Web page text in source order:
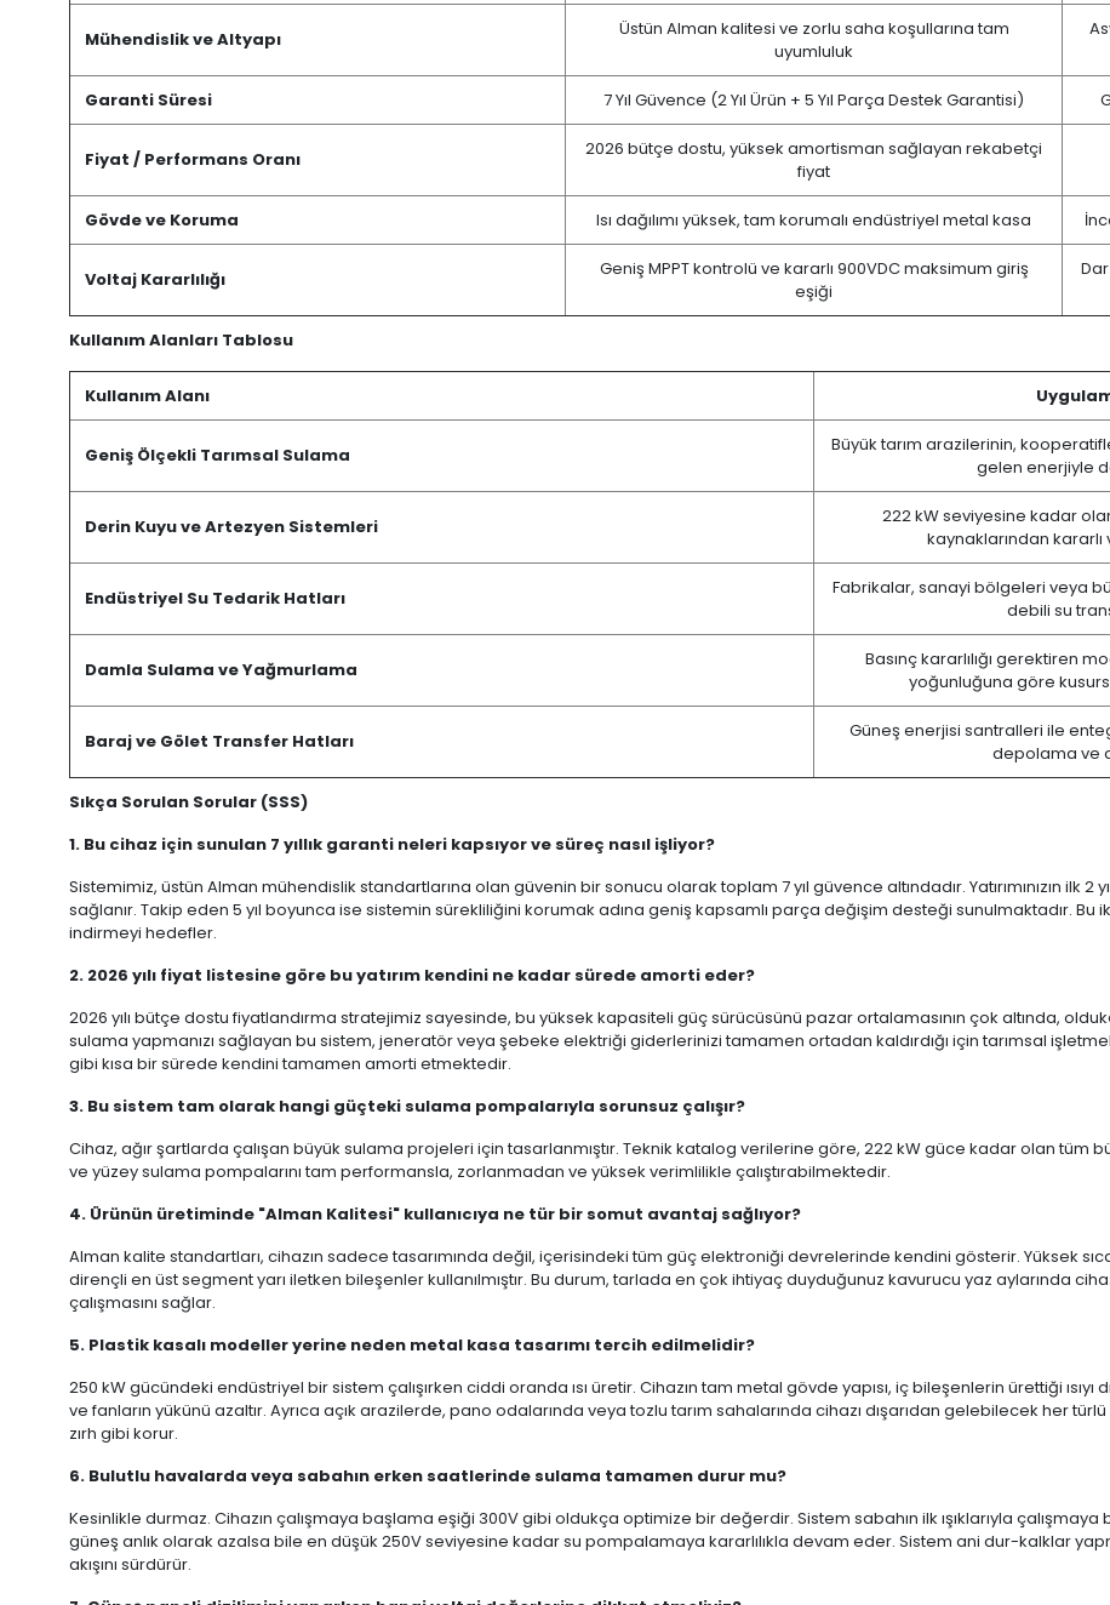
Mühendislik ve Altyapı
Üstün Alman kalitesi ve zorlu saha koşullarına tam
uyumluluk
Garanti Süresi 7 Yıl Güvence (2 Yıl Ürün + 5 Yıl Parça Destek Garantisi)
Fiyat / Performans Oranı
2026 bütçe dostu, yüksek amortisman sağlayan rekabetçi
fiyat
Gövde ve Koruma Isı dağılımı yüksek, tam korumalı endüstriyel metal kasa
Voltaj Kararlılığı
Geniş MPPT kontrolü ve kararlı 900VDC maksimum giriş
eşiği
Kullanım Alanları Tablosu
Kullanım Alanı
Geniş Ölçekli Tarımsal Sulama
Büyük tarım arazilerinin,
gelen enerjiyle
Derin Kuyu ve Artezyen Sistemleri
222 kW seviyesine kadar
kaynaklarından
Endüstriyel Su Tedarik Hatları
Fabrikalar, sanayi bölgeleri veya
debili su
Damla Sulama ve Yağmurlama
Basınç kararlılığı gerektiren
yoğunluğuna göre
Baraj ve Gölet Transfer Hatları
Güneş enerjisi santralleri ile
depolama ve
Sıkça Sorulan Sorular (SSS)
1. Bu cihaz için sunulan 7 yıllık garanti neleri kapsıyor ve süreç nasıl işliyor?
Sistemimiz, üstün Alman mühendislik standartlarına olan güvenin bir sonucu olarak toplam 7 yıl güvence altındadır. Yatırımınızın ilk
sağlanır. Takip eden 5 yıl boyunca ise sistemin sürekliliğini korumak adına geniş kapsamlı parça değişim desteği sunulmaktadır. Bu
indirmeyi hedefler.
2. 2026 yılı fiyat listesine göre bu yatırım kendini ne kadar sürede amorti eder?
2026 yılı bütçe dostu fiyatlandırma stratejimiz sayesinde, bu yüksek kapasiteli güç sürücüsünü pazar ortalamasının çok altında,
sulama yapmanızı sağlayan bu sistem, jeneratör veya şebeke elektriği giderlerinizi tamamen ortadan kaldırdığı için tarımsal
gibi kısa bir sürede kendini tamamen amorti etmektedir.
3. Bu sistem tam olarak hangi güçteki sulama pompalarıyla sorunsuz çalışır?
Cihaz, ağır şartlarda çalışan büyük sulama projeleri için tasarlanmıştır. Teknik katalog verilerine göre, 222 kW güce kadar olan tüm
ve yüzey sulama pompalarını tam performansla, zorlanmadan ve yüksek verimlilikle çalıştırabilmektedir.
4. Ürünün üretiminde "Alman Kalitesi" kullanıcıya ne tür bir somut avantaj sağlıyor?
Alman kalite standartları, cihazın sadece tasarımında değil, içerisindeki tüm güç elektroniği devrelerinde kendini gösterir. Yüksek
dirençli en üst segment yarı iletken bileşenler kullanılmıştır. Bu durum, tarlada en çok ihtiyaç duyduğunuz kavurucu yaz aylarında
çalışmasını sağlar.
5. Plastik kasalı modeller yerine neden metal kasa tasarımı tercih edilmelidir?
250 kW gücündeki endüstriyel bir sistem çalışırken ciddi oranda ısı üretir. Cihazın tam metal gövde yapısı, iç bileşenlerin ürettiği
ve fanların yükünü azaltır. Ayrıca açık arazilerde, pano odalarında veya tozlu tarım sahalarında cihazı dışarıdan gelebilecek her
zırh gibi korur.
6. Bulutlu havalarda veya sabahın erken saatlerinde sulama tamamen durur mu?
Kesinlikle durmaz. Cihazın çalışmaya başlama eşiği 300V gibi oldukça optimize bir değerdir. Sistem sabahın ilk ışıklarıyla
güneş anlık olarak azalsa bile en düşük 250V seviyesine kadar su pompalamaya kararlılıkla devam eder. Sistem ani dur-kalklar
akışını sürdürür.